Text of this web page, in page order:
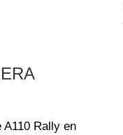
A110 Rally en